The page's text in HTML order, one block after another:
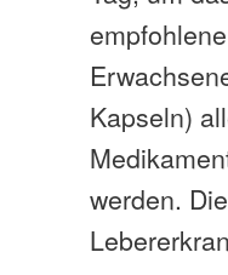
Kapseln)
werden.